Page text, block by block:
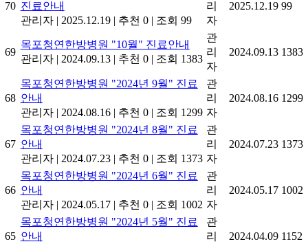
70 진료안내
관리자 | 2025.12.19 | 추천 0 | 조회 99
리
자
2025.12.19 99
69
목포청연한방병원 "10월" 진료안내
관리자 | 2024.09.13 | 추천 0 | 조회 1383
관
리
자
2024.09.13 1383
68
목포청연한방병원 "2024년 9월" 진료
안내
관리자 | 2024.08.16 | 추천 0 | 조회 1299
관
리
자
2024.08.16 1299
67
목포청연한방병원 "2024년 8월" 진료
안내
관리자 | 2024.07.23 | 추천 0 | 조회 1373
관
리
자
2024.07.23 1373
66
목포청연한방병원 "2024년 6월" 진료
안내
관리자 | 2024.05.17 | 추천 0 | 조회 1002
관
리
자
2024.05.17 1002
65
목포청연한방병원 "2024년 5월" 진료
안내
관
리
2024.04.09 1152